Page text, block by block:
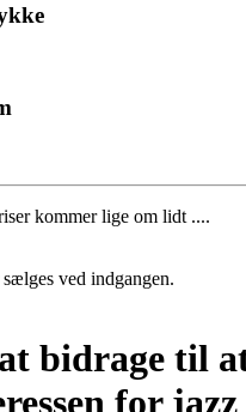
kommer lige om lidt ....
ved indgangen.
bidrage til
for